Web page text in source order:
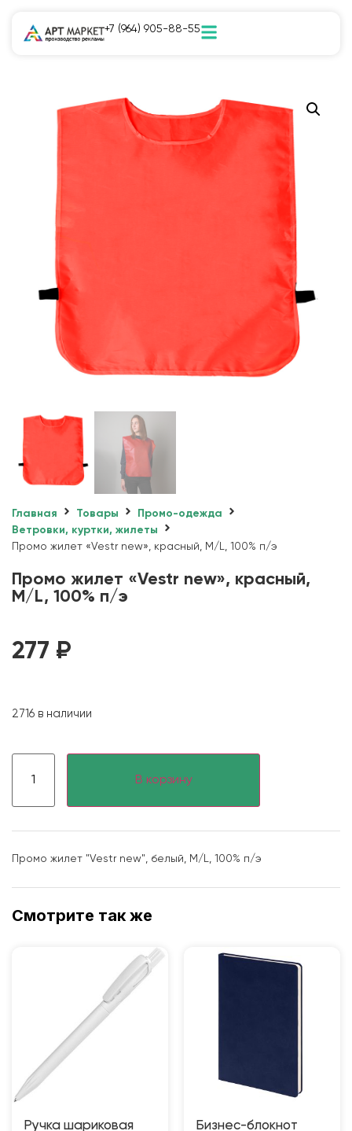
+7 (964) 905-88-55
Главная Товары
Промо-одежда
Ветровки, куртки, жилеты
Промо жилет «Vestr new», красный, M/L, 100% п/э
Промо жилет «Vestr new», красный,
M/L, 100% п/э
277 ₽
2716 в наличии
В корзину
Промо жилет "Vestr new", белый, M/L, 100% п/э
Смотрите так же
Ручка шариковая
Бизнес-блокнот